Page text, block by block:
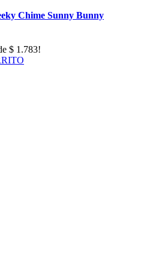
Chime Sunny Bunny
$ 1.783!